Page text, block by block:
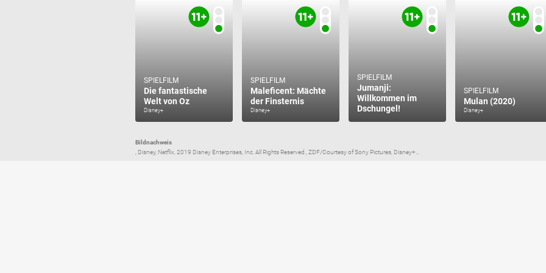
SPIELFILM
Die fantastische
Welt von Oz
Disney+
SPIELFILM
Maleficent: Mächte
der Finsternis
Disney+
SPIELFILM
Jumanji:
Willkommen im
Dschungel!
SPIELFILM
Mulan (2020)
Disney+
Bildnachweis
, Disney, Netflix, 2019 Disney Enterprises, Inc. All Rights Reserved., ZDF/Courtesy of Sony Pictures, Disney+...